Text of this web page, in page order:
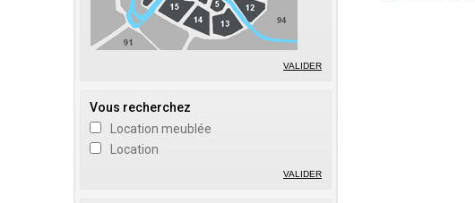
VALIDER
Vous recherchez
Location meublée
Location
VALIDER